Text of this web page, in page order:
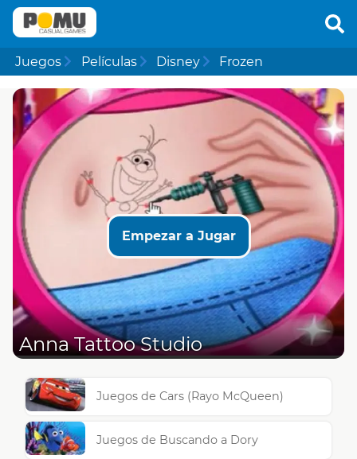
Juegos Películas Disney Frozen
Empezar a Jugar
Anna Tattoo Studio
Juegos de Cars (Rayo McQueen)
Juegos de Buscando a Dory